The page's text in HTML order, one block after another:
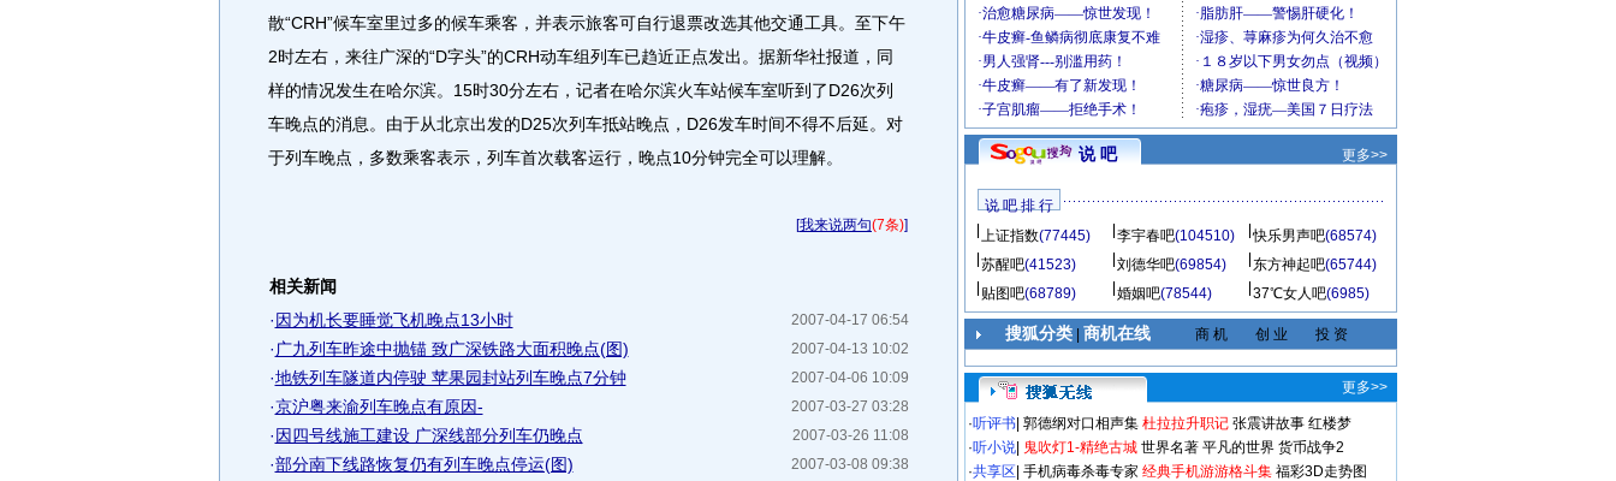
散“CRH”候车室里过多的候车乘客，并表示旅客可自行退票改选其他交通工具。至下午
2时左右，来往广深的“D字头”的CRH动车组列车已趋近正点发出。据新华社报道，同
样的情况发生在哈尔滨。15时30分左右，记者在哈尔滨火车站候车室听到了D26次列
车晚点的消息。由于从北京出发的D25次列车抵站晚点，D26发车时间不得不后延。对
于列车晚点，多数乘客表示，列车首次载客运行，晚点10分钟完全可以理解。
[我来说两句(7条)]
相关新闻
2007-04-17 06:54
·因为机长要睡觉飞机晚点13小时
2007-04-13 10:02
· 广九列车昨途中抛锚 致广深铁路大面积晚点(图)
2007-04-06 10:09
·地铁列车隧道内停驶 苹果园封站列车晚点7分钟
2007-03-27 03:28
·京沪粤来渝列车晚点有原因-
2007-03-26 11:08
·因四号线施工建设 广深线部分列车仍晚点
2007-03-08 09:38
·部分南下线路恢复仍有列车晚点停运(图)
说 吧 更多>>
说 吧 排 行
上证指数(77445) 李宇春吧(104510) 快乐男声吧(68574)
苏醒吧(41523) 刘德华吧(69854) 东方神起吧(65744)
贴图吧(68789) 婚姻吧(78544) 37℃女人吧(6985)
搜狐分类| 商机在线 商 机 创 业 投 资
更多>>
·听评书 郭德纲对口相声集 杜拉拉升职记 张震讲故事 红楼梦
·听小说 鬼吹灯1-精绝古城 世界名著 平凡的世界 货币战争2
·共享区 手机病毒杀毒专家 经典手机游游格斗集 福彩3D走势图